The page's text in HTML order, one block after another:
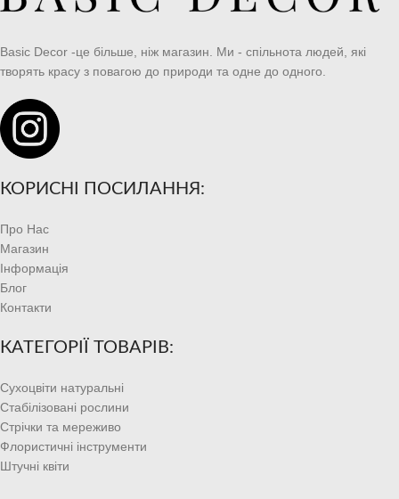
Basic Decor -це більше, ніж магазин. Ми - спільнота людей, які
творять красу з повагою до природи та одне до одного.
КОРИСНІ ПОСИЛАННЯ:
Про Нас
Магазин
Інформація
Блог
Контакти
КАТЕГОРІЇ ТОВАРІВ:
Сухоцвіти натуральні
Стабілізовані рослини
Стрічки та мереживо
Флористичні інструменти
Штучні квіти